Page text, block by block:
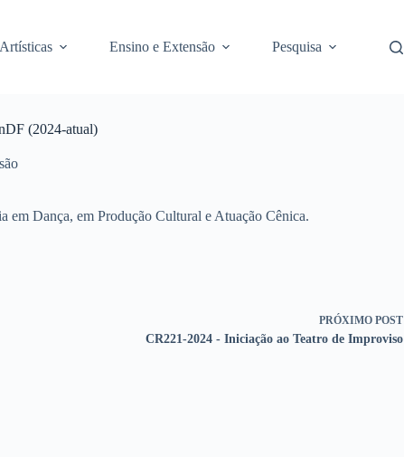
Ensino e Extensão Pesquisa
(2024-atual)
em Dança, em Produção Cultural e Atuação Cênica.
PRÓXIMO POST
CR221-2024 - Iniciação ao Teatro de Improviso